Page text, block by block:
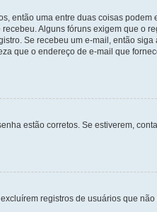
então uma entre duas coisas
Alguns fóruns exigem que o
Se recebeu um e-mail, então
que o endereço de e-mail que
estão corretos. Se estiverem,
registros de usuários que